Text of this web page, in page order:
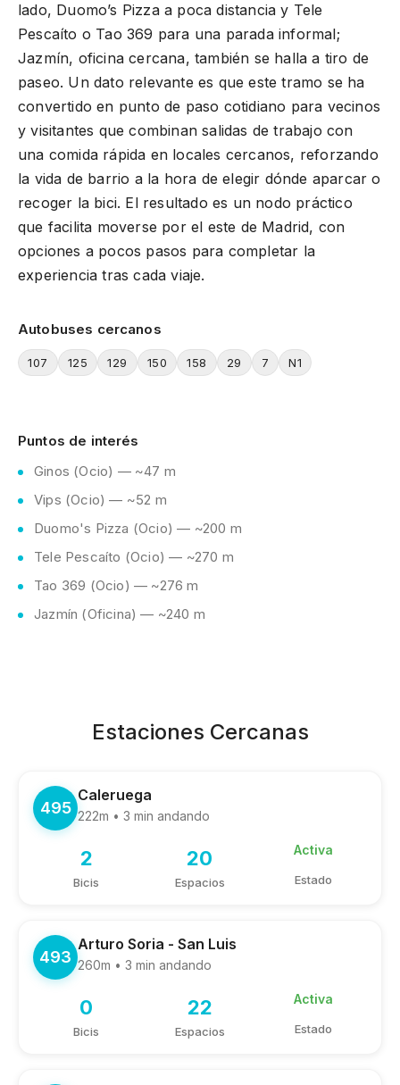
lado, Duomo’s Pizza a poca distancia y Tele
Pescaíto o Tao 369 para una parada informal;
Jazmín, oficina cercana, también se halla a tiro de
paseo. Un dato relevante es que este tramo se ha
convertido en punto de paso cotidiano para vecinos
y visitantes que combinan salidas de trabajo con
una comida rápida en locales cercanos, reforzando
la vida de barrio a la hora de elegir dónde aparcar o
recoger la bici. El resultado es un nodo práctico
que facilita moverse por el este de Madrid, con
opciones a pocos pasos para completar la
experiencia tras cada viaje.
Autobuses cercanos
107 125 129 150 158 29 7 N1
Puntos de interés
Ginos (Ocio) — ~47 m
Vips (Ocio) — ~52 m
Duomo's Pizza (Ocio) — ~200 m
Tele Pescaíto (Ocio) — ~270 m
Tao 369 (Ocio) — ~276 m
Jazmín (Oficina) — ~240 m
Estaciones Cercanas
495
Caleruega
222m • 3 min andando
2
Bicis
20
Espacios
Activa
Estado
493
Arturo Soria - San Luis
260m • 3 min andando
0
Bicis
22
Espacios
Activa
Estado